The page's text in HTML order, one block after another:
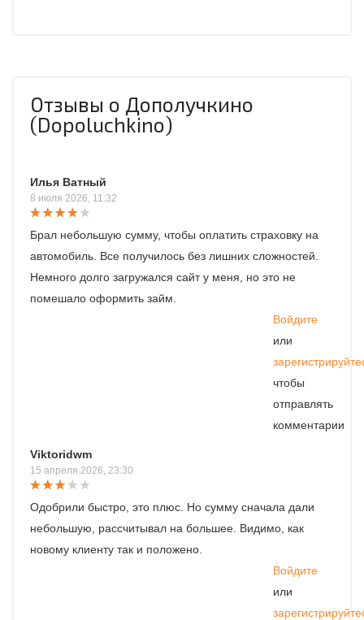
Отзывы о Дополучкино
(Dopoluchkino)
Илья Ватный
8 июля 2026, 11:32
Брал небольшую сумму, чтобы оплатить страховку на
автомобиль. Все получилось без лишних сложностей.
Немного долго загружался сайт у меня, но это не
помешало оформить займ.
Войдите
или
чтобы
отправлять
комментарии
Viktoridwm
15 апреля 2026, 23:30
Одобрили быстро, это плюс. Но сумму сначала дали
небольшую, рассчитывал на большее. Видимо, как
новому клиенту так и положено.
Войдите
или